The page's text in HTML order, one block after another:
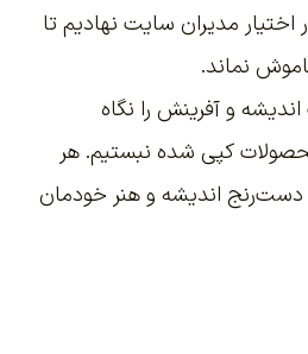
اختیار مدیران سایت نهادیم تا
نماند.
و آفرینش را نگاه
کپی شده نبستیم. هر
دست‌رنج اندیشه و هنر خودمان